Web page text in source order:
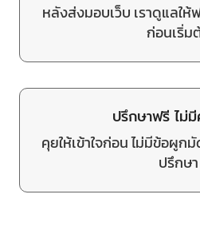
หลังส่งมอบเว็บ เราดูแลใ
ก่อนเริ่ม
ปรึกษาฟรี ไม่มี
คุยให้เข้าใจก่อน ไม่มีข้อผูก
ปรึกษา